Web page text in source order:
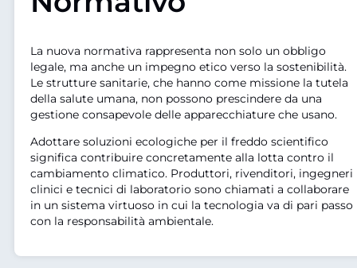
La nuova normativa rappresenta non solo un obbligo
legale, ma anche un impegno etico verso la sostenibilità.
Le strutture sanitarie, che hanno come missione la tutela
della salute umana, non possono prescindere da una
gestione consapevole delle apparecchiature che usano.
Adottare soluzioni ecologiche per il freddo scientifico
significa contribuire concretamente alla lotta contro il
cambiamento climatico. Produttori, rivenditori, ingegneri
clinici e tecnici di laboratorio sono chiamati a collaborare
in un sistema virtuoso in cui la tecnologia va di pari passo
con la responsabilità ambientale.